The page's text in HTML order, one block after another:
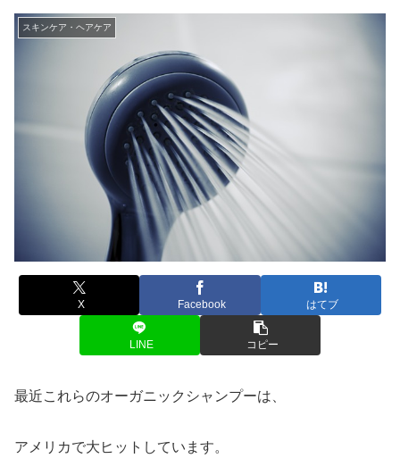
スキンケア・ヘアケア
X Facebook はてブ
LINE コピー
最近これらのオーガニックシャンプーは、
アメリカで大ヒットしています。